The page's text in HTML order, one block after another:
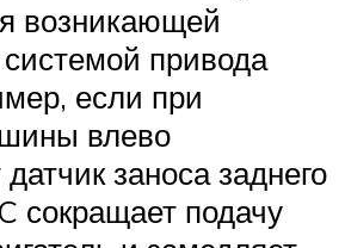
возникающей
привода
если при
влево
заноса заднего
сокращает подачу